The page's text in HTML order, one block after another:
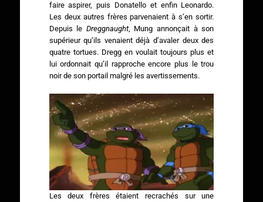
faire aspirer, puis Donatello et enfin Leonardo.
Les deux autres frères parvenaient à s’en sortir.
Depuis le Dreggnaught, Mung annonçait à son
supérieur qu’ils venaient déjà d’avaler deux des
quatre tortues. Dregg en voulait toujours plus et
lui ordonnait qu’il rapproche encore plus le trou
noir de son portail malgré les avertissements.
Les deux frères étaient recrachés sur une